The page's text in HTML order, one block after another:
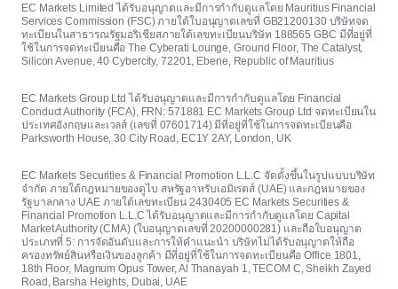
EC Markets Limited ได้รับอนุญาตและมีการกำกับดูแลโดย Mauritius Financial
Services Commission (FSC) ภายใต้ใบอนุญาตเลขที่ GB21200130 บริษัทจด
ทะเบียนในสาธารณรัฐมอริเชียสภายใต้เลขทะเบียนบริษัท 188565 GBC มีที่อยู่ที่
ใช้ในการจดทะเบียนคือ The Cyberati Lounge, Ground Floor, The Catalyst,
Silicon Avenue, 40 Cybercity, 72201, Ebene, Republic of Mauritius
EC Markets Group Ltd ได้รับอนุญาตและมีการกำกับดูแลโดย Financial
Conduct Authority (FCA), FRN: 571881 EC Markets Group Ltd จดทะเบียนใน
ประเทศอังกฤษและเวลส์ (เลขที่ 07601714) มีที่อยู่ที่ใช้ในการจดทะเบียนคือ
Parksworth House, 30 City Road, EC1Y 2AY, London, UK
EC Markets Securities & Financial Promotion L.L.C จัดตั้งขึ้นในรูปแบบบริษัท
จำกัด ภายใต้กฎหมายของดูไบ สหรัฐอาหรับเอมิเรตส์ (UAE) และกฎหมายของ
รัฐบาลกลาง UAE ภายใต้เลขทะเบียน 2430405 EC Markets Securities &
Financial Promotion L.L.C ได้รับอนุญาตและมีการกำกับดูแลโดย Capital
Market Authority (CMA) (ใบอนุญาตเลขที่ 20200000281) และถือใบอนุญาต
ประเภทที่ 5: การจัดอันดับและการให้คำแนะนำ บริษัทไม่ได้รับอนุญาตให้ถือ
ครองทรัพย์สินหรือเงินของลูกค้า มีที่อยู่ที่ใช้ในการจดทะเบียนคือ Office 1801,
18th Floor, Magnum Opus Tower, Al Thanayah 1, TECOM C, Sheikh Zayed
Road, Barsha Heights, Dubai, UAE